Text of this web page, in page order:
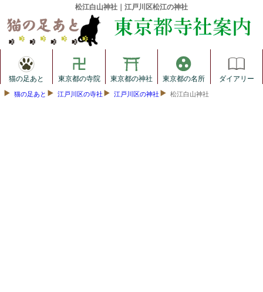
松江白山神社｜江戸川区松江の神社
猫の足あと 東京都の寺院 東京都の神社 東京都の名所 ダイアリー
猫の足あと 江戸川区の寺社 江戸川区の神社 松江白山神社